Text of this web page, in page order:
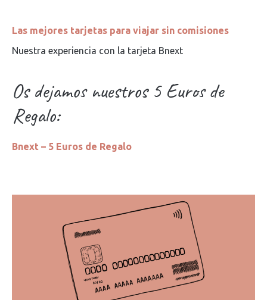
Las mejores tarjetas para viajar sin comisiones
Nuestra experiencia con la tarjeta Bnext
Os dejamos nuestros 5 Euros de
Regalo:
Bnext – 5 Euros de Regalo